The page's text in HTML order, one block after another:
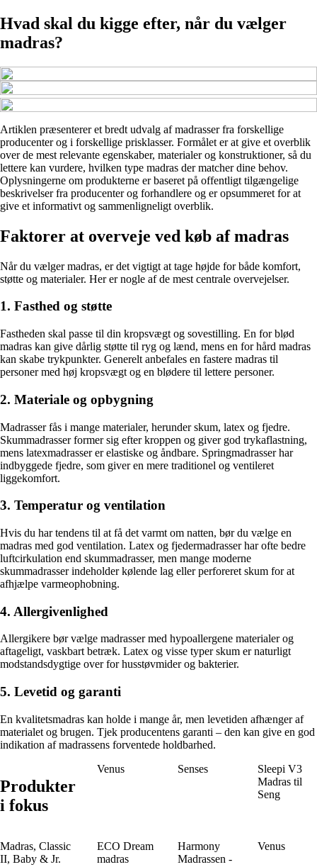
Hvad skal du kigge efter, når du vælger
madras?
Artiklen præsenterer et bredt udvalg af madrasser fra forskellige
producenter og i forskellige prisklasser. Formålet er at give et overblik
over de mest relevante egenskaber, materialer og konstruktioner, så du
lettere kan vurdere, hvilken type madras der matcher dine behov.
Oplysningerne om produkterne er baseret på offentligt tilgængelige
beskrivelser fra producenter og forhandlere og er opsummeret for at
give et informativt og sammenligneligt overblik.
Faktorer at overveje ved køb af madras
Når du vælger madras, er det vigtigt at tage højde for både komfort,
støtte og materialer. Her er nogle af de mest centrale overvejelser.
1. Fasthed og støtte
Fastheden skal passe til din kropsvægt og sovestilling. En for blød
madras kan give dårlig støtte til ryg og lænd, mens en for hård madras
kan skabe trykpunkter. Generelt anbefales en fastere madras til
personer med høj kropsvægt og en blødere til lettere personer.
2. Materiale og opbygning
Madrasser fås i mange materialer, herunder skum, latex og fjedre.
Skummadrasser former sig efter kroppen og giver god trykaflastning,
mens latexmadrasser er elastiske og åndbare. Springmadrasser har
indbyggede fjedre, som giver en mere traditionel og ventileret
liggekomfort.
3. Temperatur og ventilation
Hvis du har tendens til at få det varmt om natten, bør du vælge en
madras med god ventilation. Latex og fjedermadrasser har ofte bedre
luftcirkulation end skummadrasser, men mange moderne
skummadrasser indeholder kølende lag eller perforeret skum for at
afhjælpe varmeophobning.
4. Allergivenlighed
Allergikere bør vælge madrasser med hypoallergene materialer og
aftageligt, vaskbart betræk. Latex og visse typer skum er naturligt
modstandsdygtige over for husstøvmider og bakterier.
5. Levetid og garanti
En kvalitetsmadras kan holde i mange år, men levetiden afhænger af
materialet og brugen. Tjek producentens garanti – den kan give en god
indikation af madrassens forventede holdbarhed.
Produkter
i fokus
Venus Senses
Sleepi V3
Madras til
Seng
Madras, Classic
II, Baby & Jr.
ECO Dream
madras
Harmony
Madrassen -
Venus